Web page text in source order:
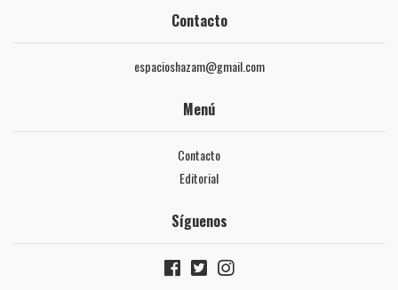
Contacto
espacioshazam@gmail.com
Menú
Contacto
Editorial
Síguenos